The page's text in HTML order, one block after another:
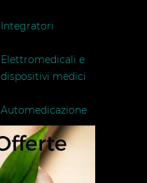
Integratori
Elettromedicali e
dispositivi medici
Automedicazione